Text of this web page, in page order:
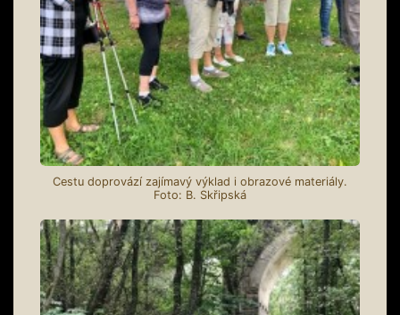
Cestu doprovází zajímavý výklad i obrazové materiály.
Foto: B. Skřipská